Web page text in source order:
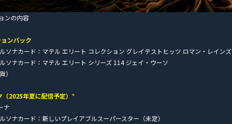
ンの内容
ンパック
ソナカード：マテル エリート コレクション グレイテストヒッツ ロマン・レインズ
ソナカード：マテル エリート シリーズ 114 ジェイ・ウーソ
）
2025年夏に配信予定） *
ナ
ソナカード：新しいプレイアブルスーパースター（未定）